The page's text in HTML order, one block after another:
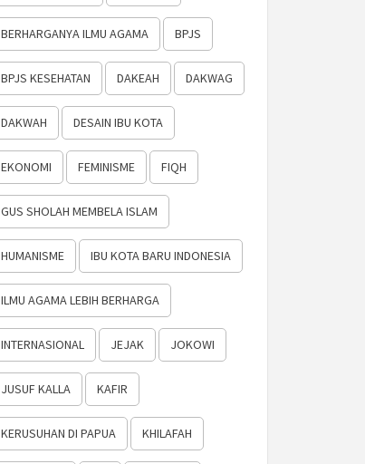
BERHARGANYA ILMU AGAMA BPJS
BPJS KESEHATAN DAKEAH DAKWAG
DAKWAH DESAIN IBU KOTA
EKONOMI FEMINISME FIQH
GUS SHOLAH MEMBELA ISLAM
HUMANISME IBU KOTA BARU INDONESIA
ILMU AGAMA LEBIH BERHARGA
INTERNASIONAL JEJAK JOKOWI
JUSUF KALLA KAFIR
KERUSUHAN DI PAPUA KHILAFAH